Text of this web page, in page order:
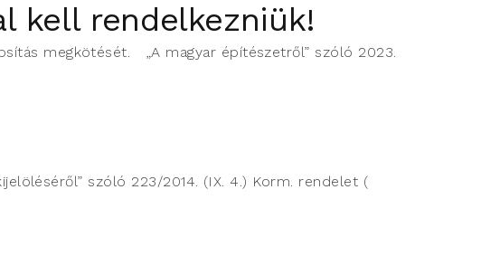
kell rendelkezniük!
megkötését. „A magyar építészetről” szóló 2023.
szóló 223/2014. (IX. 4.) Korm. rendelet (